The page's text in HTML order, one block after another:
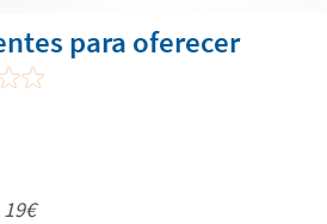
para oferecer